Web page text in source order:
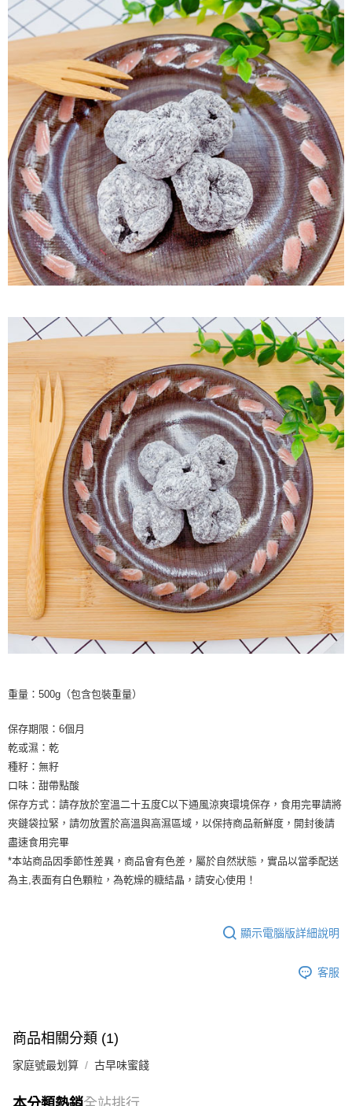
重量：500g（包含包裝重量）
保存期限：6個月
乾或濕：乾
種籽：無籽
口味：甜帶點酸
保存方式：請存放於室溫二十五度C以下通風涼爽環境保存，食用完畢請將
夾鏈袋拉緊，請勿放置於高溫與高濕區域，以保持商品新鮮度，開封後請
盡速食用完畢
*本站商品因季節性差異，商品會有色差，屬於自然狀態，實品以當季配送
為主,表面有白色顆粒，為乾燥的糖結晶，請安心使用！
顯示電腦版詳細說明
客服
商品相關分類 (1)
家庭號最划算 古早味蜜餞